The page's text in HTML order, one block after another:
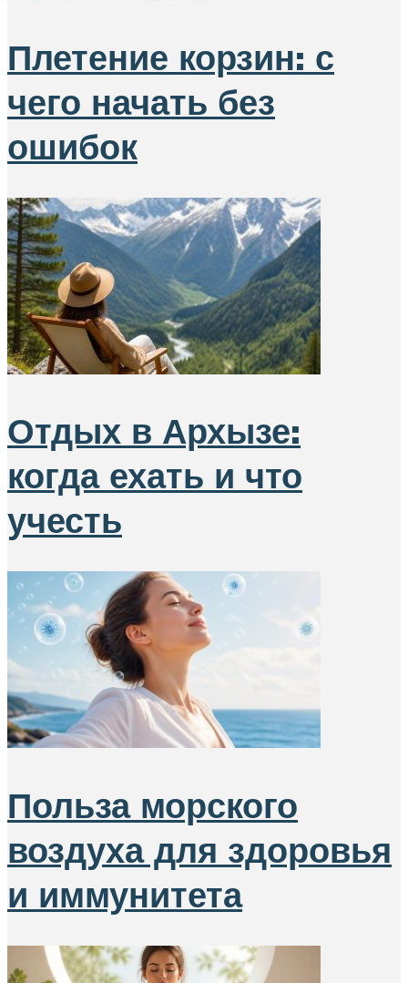
Плетение корзин: с
чего начать без
ошибок
Отдых в Архызе:
когда ехать и что
учесть
Польза морского
воздуха для здоровья
и иммунитета